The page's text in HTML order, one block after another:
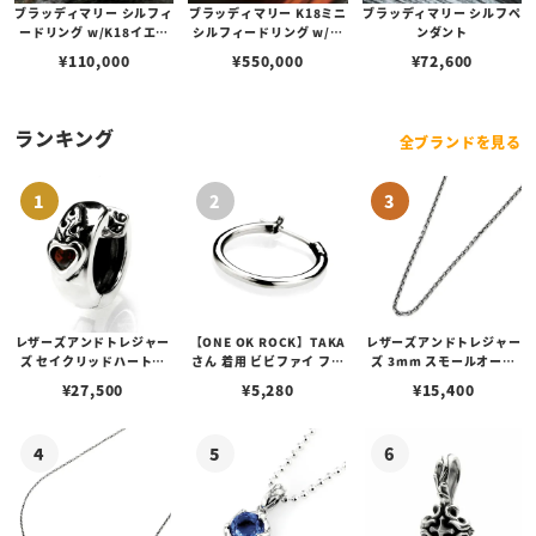
ブラッディマリー シルフィ
ードリング w/K18イエロ
¥110,000
ブラッディマリー K18ミニ
シルフィードリング w/ダ
¥550,000
ブラッディマリー シルフペ
ンダント
¥72,600
ランキング 全ブランドを見る
レザーズアンドトレジャー
ズ セイクリッドハートピ
¥27,500
【ONE OK ROCK】TAKA
さん 着用 ビビファイ フー
¥5,280
レザーズアンドトレジャー
ズ 3mm スモールオーバ
ブスタークラスプ＆LTロ
¥15,400